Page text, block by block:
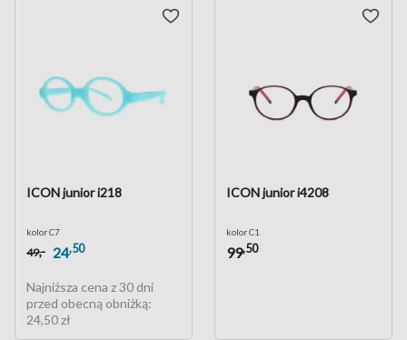
ICON junior i218
kolor C7
49,- 24,50
Najniższa cena z 30 dni
przed obecną obniżką:
24,50 zł
ICON junior i4208
kolor C1
99,50